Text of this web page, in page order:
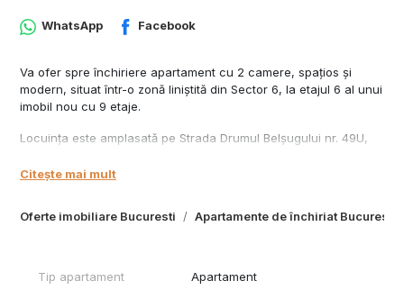
Oferte imobiliare Bucuresti Apartamente de închiriat Bucuresti
WhatsApp Facebook
Va ofer spre închiriere apartament cu 2 camere, spațios și
modern, situat într-o zonă liniștită din Sector 6, la etajul 6 al unui
imobil nou cu 9 etaje.
Locuința este amplasată pe Strada Drumul Belșugului nr. 49U,
Lidl – la 100 m
McDonald’s, Auchan și Militari Shopping Mall – la aproximativ
Apartamentul este complet mobilat și utilat cu electrocasnice de
Citește mai mult
Tip apartament Apartament